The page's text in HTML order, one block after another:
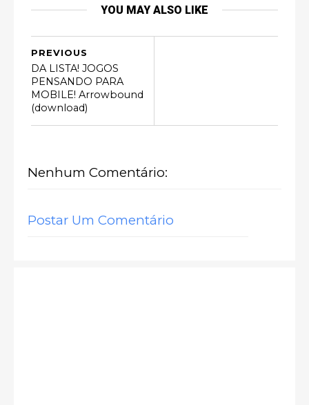
YOU MAY ALSO LIKE
PREVIOUS
DA LISTA! JOGOS
PENSANDO PARA
MOBILE! Arrowbound
(download)
Nenhum Comentário:
Postar Um Comentário